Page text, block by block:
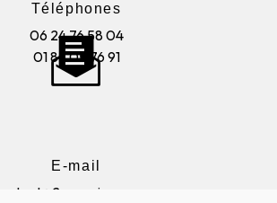
Téléphones
06 24 76 58 04
01 85 05 76 91
E-mail
contact@2aenseignes.com